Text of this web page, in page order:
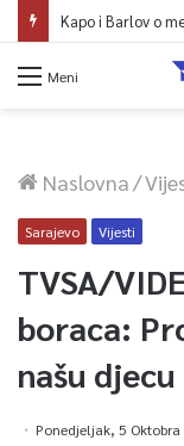
Meni
Naslovna/
Sarajevo Vijesti
TVSA/
boraca:
našu djecu
Ponedjeljak, 5